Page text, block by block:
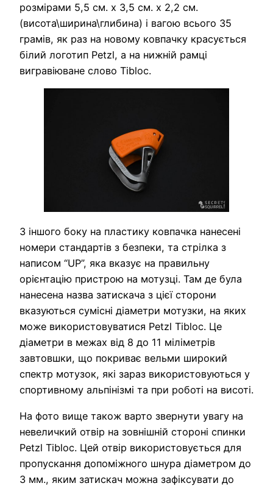
розмірами 5,5 см. х 3,5 см. х 2,2 см.
(висота\ширина\глибина) і вагою всього 35
грамів, як раз на новому ковпачку красується
білий логотип Petzl, а на нижній рамці
вигравіюване слово Tibloc.
З іншого боку на пластику ковпачка нанесені
номери стандартів з безпеки, та стрілка з
написом “UP”, яка вказує на правильну
орієнтацію пристрою на мотузці. Там де була
нанесена назва затискача з цієї сторони
вказуються сумісні діаметри мотузки, на яких
може використовуватися Petzl Tibloc. Це
діаметри в межах від 8 до 11 міліметрів
завтовшки, що покриває вельми широкий
спектр мотузок, які зараз використовуються у
спортивному альпінізмі та при роботі на висоті.
На фото вище також варто звернути увагу на
невеличкий отвір на зовнішній стороні спинки
Petzl Tibloc. Цей отвір використовується для
пропускання допоміжного шнура діаметром до
3 мм., яким затискач можна зафіксувати до